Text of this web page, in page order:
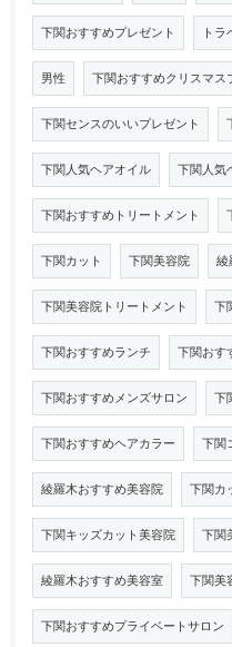
下関おすすめプレゼント トラ
男性 下関おすすめクリスマス
下関センスのいいプレゼント
下関人気ヘアオイル 下関人気
下関おすすめトリートメント
下関カット 下関美容院 綾
下関美容院トリートメント 下
下関おすすめランチ 下関おす
下関おすすめメンズサロン 下
下関おすすめヘアカラー 下関
綾羅木おすすめ美容院 下関カ
下関キッズカット美容院 下関
綾羅木おすすめ美容室 下関美
下関おすすめプライベートサロン